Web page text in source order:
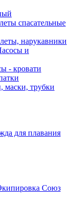
спасательные
нарукавники
и
- кровати
маски, трубки
для плавания
Союз